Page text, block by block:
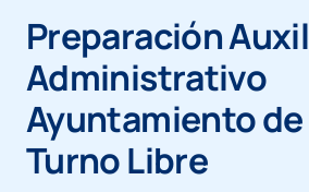
Preparación
Administrativo
Ayuntamiento
Turno Libre